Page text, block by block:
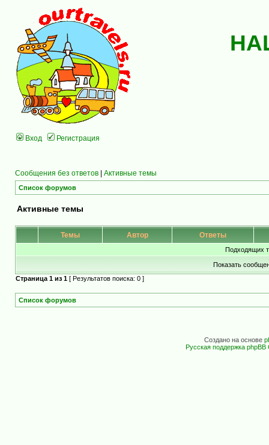
Вход Регистрация
Сообщения без ответов | Активные темы
Список форумов
Активные темы
Темы Автор Ответы
Подходящих
Показать
Страница 1 из 1 [ Результатов поиска: 0 ]
Список форумов
Создано на основе
Русская поддержка phpBB